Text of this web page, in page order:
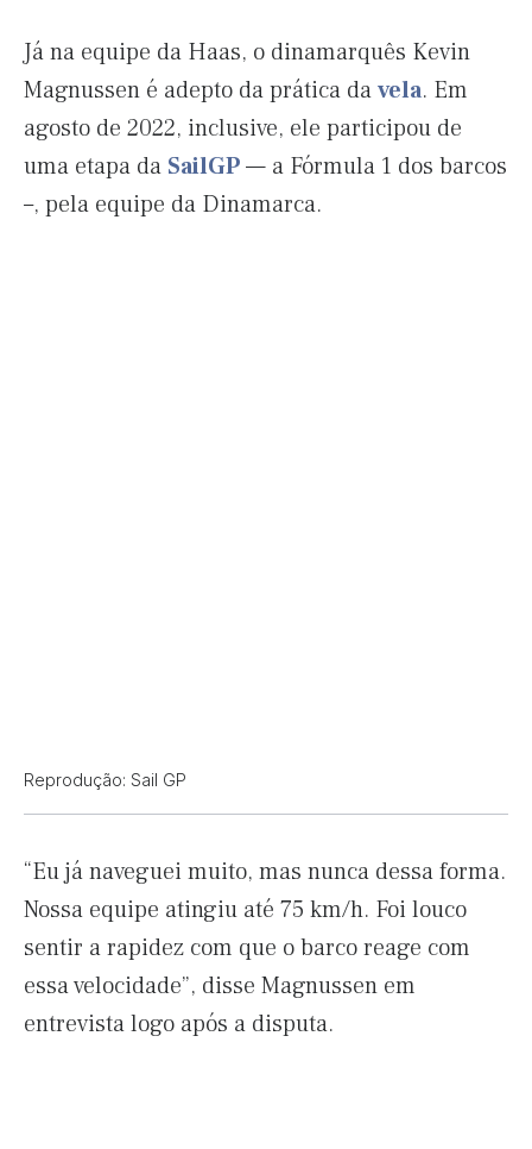
Já na equipe da Haas, o dinamarquês Kevin
Magnussen é adepto da prática davela. Em
agosto de 2022, inclusive, ele participou de
uma etapa da SailGP— a Fórmula 1 dos barcos
–, pela equipe da Dinamarca.
Reprodução: Sail GP
“Eu já naveguei muito, mas nunca dessa forma.
Nossa equipe atingiu até 75 km/h. Foi louco
sentir a rapidez com que o barco reage com
essa velocidade”, disse Magnussen em
entrevista logo após a disputa.